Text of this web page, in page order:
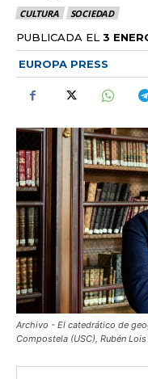
CULTURA SOCIEDAD
PUBLICADA EL 3
EUROPA PRESS
Archivo - El catedrático de
Compostela (USC), Rubén